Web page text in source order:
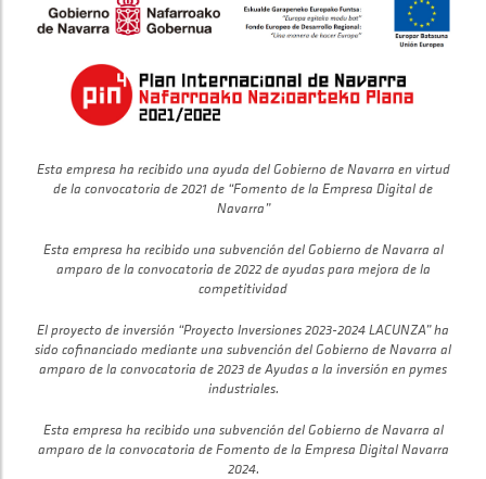
Esta empresa ha recibido una ayuda del Gobierno de Navarra en virtud
de la convocatoria de 2021 de “Fomento de la Empresa Digital de
Navarra”
Esta empresa ha recibido una subvención del Gobierno de Navarra al
amparo de la convocatoria de 2022 de ayudas para mejora de la
competitividad
El proyecto de inversión “Proyecto Inversiones 2023-2024 LACUNZA” ha
sido cofinanciado mediante una subvención del Gobierno de Navarra al
amparo de la convocatoria de 2023 de Ayudas a la inversión en pymes
industriales.
Esta empresa ha recibido una subvención del Gobierno de Navarra al
amparo de la convocatoria de Fomento de la Empresa Digital Navarra
2024.